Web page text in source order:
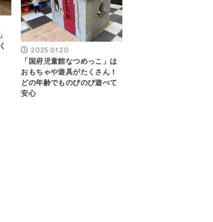
2025.01.20
「国府児童館なつめっこ」は
おもちゃや遊具がたくさん！
どの年齢でものびのび遊べて
安心